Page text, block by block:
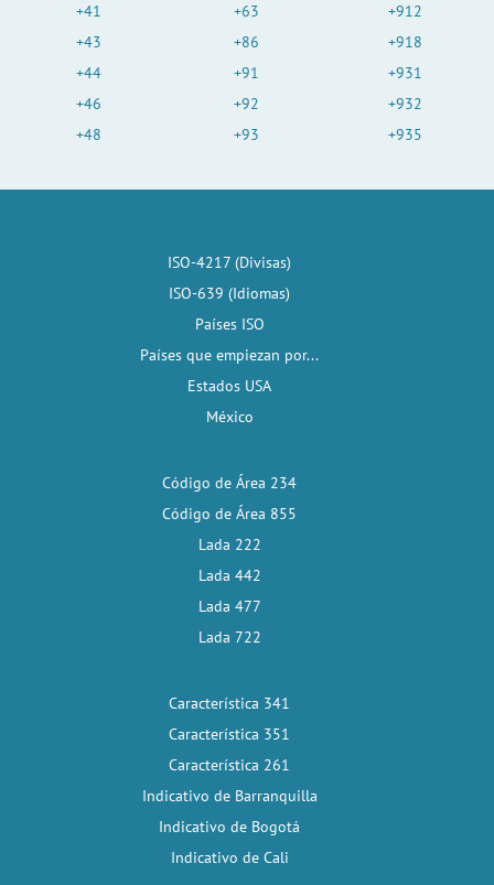
+41
+43
+44
+46
+48
+63
+86
+91
+92
+93
+912
+918
+931
+932
+935
ISO-4217 (Divisas)
ISO-639 (Idiomas)
Países ISO
Países que empiezan por...
Estados USA
México
Código de Área 234
Código de Área 855
Lada 222
Lada 442
Lada 477
Lada 722
Característica 341
Característica 351
Característica 261
Indicativo de Barranquilla
Indicativo de Bogotá
Indicativo de Cali